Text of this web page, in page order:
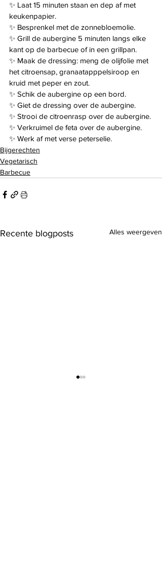
✨️ Laat 15 minuten staan en dep af met
keukenpapier.
✨️ Besprenkel met de zonnebloemolie.
✨️ Grill de aubergine 5 minuten langs elke
kant op de barbecue of in een grillpan.
✨️ Maak de dressing: meng de olijfolie met
het citroensap, granaatapppelsiroop en
kruid met peper en zout.
✨️ Schik de aubergine op een bord.
✨️ Giet de dressing over de aubergine.
✨️ Strooi de citroenrasp over de aubergine.
✨️ Verkruimel de feta over de aubergine.
✨️ Werk af met verse peterselie.
Bijgerechten
Vegetarisch
Barbecue
Recente blogposts Alles weergeven